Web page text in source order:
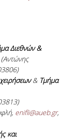
Διεθνών &
(Αντώνης
& Τμήμα
enifli@aueb.gr,
και